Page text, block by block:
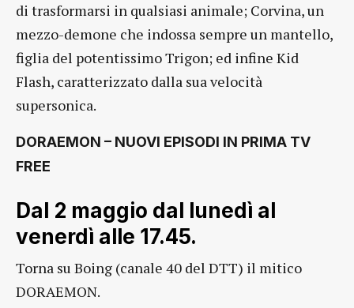
di trasformarsi in qualsiasi animale; Corvina, un
mezzo-demone che indossa sempre un mantello,
figlia del potentissimo Trigon; ed infine Kid
Flash, caratterizzato dalla sua velocità
supersonica.
DORAEMON – NUOVI EPISODI IN PRIMA TV
FREE
Dal 2 maggio dal lunedì al
venerdì alle 17.45.
Torna su Boing (canale 40 del DTT) il mitico
DORAEMON.